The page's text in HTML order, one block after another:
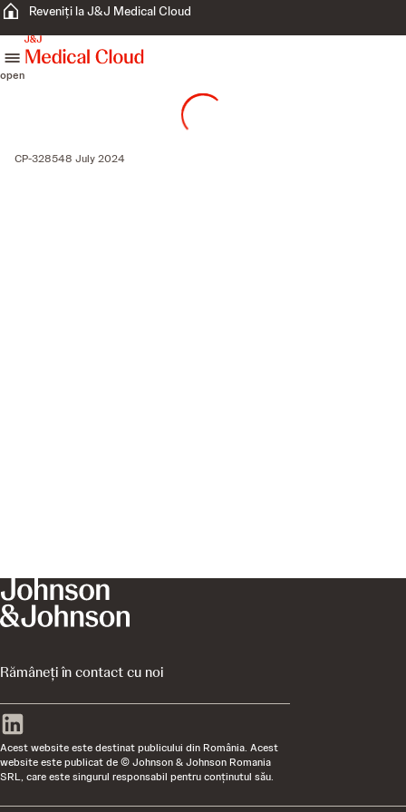
Reveniți la J&J Medical Cloud
open
CP-328548 July 2024
Rămâneți în contact cu noi
Acest website este destinat publicului din România. Acest
website este publicat de © Johnson & Johnson Romania
SRL, care este singurul responsabil pentru conţinutul său.